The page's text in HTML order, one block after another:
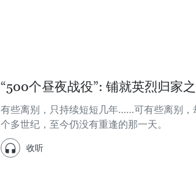
“500个昼夜战役”: 铺就英烈归家
有些离别，只持续短短几年……可有些离别，
个多世纪，至今仍没有重逢的那一天。
收听